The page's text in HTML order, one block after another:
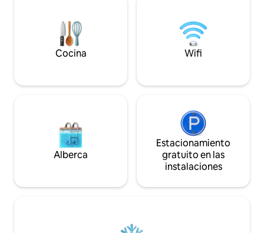
Estacionamiento gratuito Seguridad las
24 horas, 7 días a la semana. Centro de
fitness Piscina al aire libre/Cabana
Habitación Club Estación para mascotas
Cocina
cine + juegos ✔
césped) Wifi ✔
Cocina Wifi
Alberca
Estacionamiento
gratuito en las
instalaciones